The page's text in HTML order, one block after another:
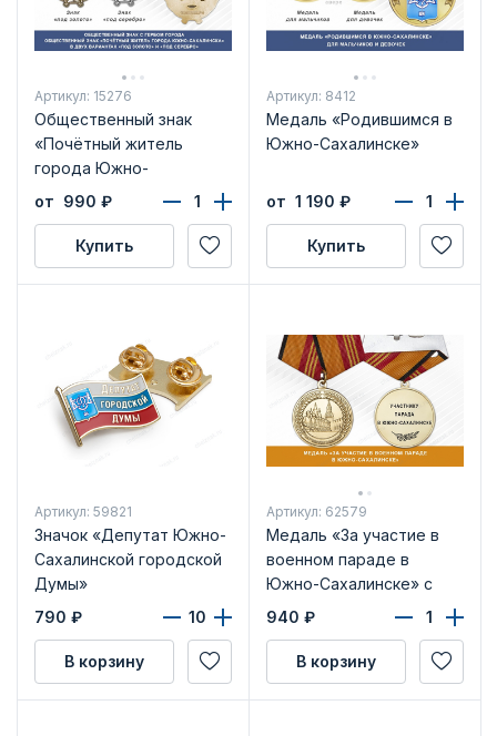
Артикул: 15276
Общественный знак
«Почётный житель
города Южно-
Сахалинска Сахалинской
от 990 ₽
Купить
Артикул: 8412
Медаль «Родившимся в
Южно-Сахалинске»
от 1 190 ₽
Купить
Артикул: 59821
Значок «Депутат Южно-
Сахалинской городской
Думы»
790 ₽
В корзину
Артикул: 62579
Медаль «За участие в
военном параде в
Южно-Сахалинске» с
бланком удостоверения
940 ₽
В корзину